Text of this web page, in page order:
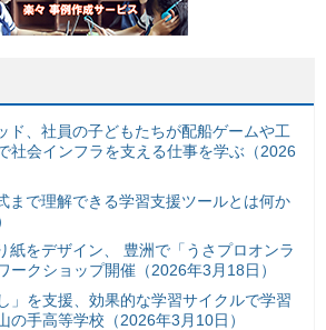
ド、社員の子どもたちが配船ゲームや工
社会インフラを支える仕事を学ぶ（2026
まで理解できる学習支援ツールとは何か
紙をデザイン、 豊洲で「うさプロオンラ
ークショップ開催（2026年3月18日）
」を支援、効果的な学習サイクルで学習
の手高等学校（2026年3月10日）